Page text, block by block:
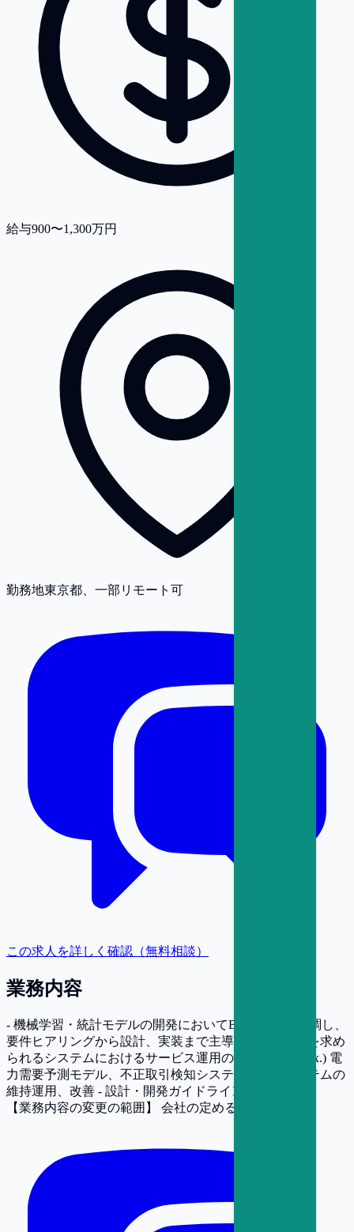
給与900〜1,300万円
勤務地東京都、一部リモート可
この求人を詳しく確認（無料相談）
業務内容
- 機械学習・統計モデルの開発においてBizサイドと協調し、
要件ヒアリングから設計、実装まで主導 - 高い可用性を求め
られるシステムにおけるサービス運用の設計・推進 - ex.) 電
力需要予測モデル、不正取引検知システム - 既存システムの
維持運用、改善 - 設計・開発ガイドライン整備
【業務内容の変更の範囲】
会社の定める業務